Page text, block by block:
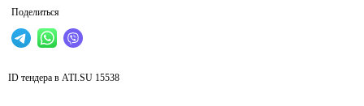
Поделиться
ID тендера в ATI.SU 15538